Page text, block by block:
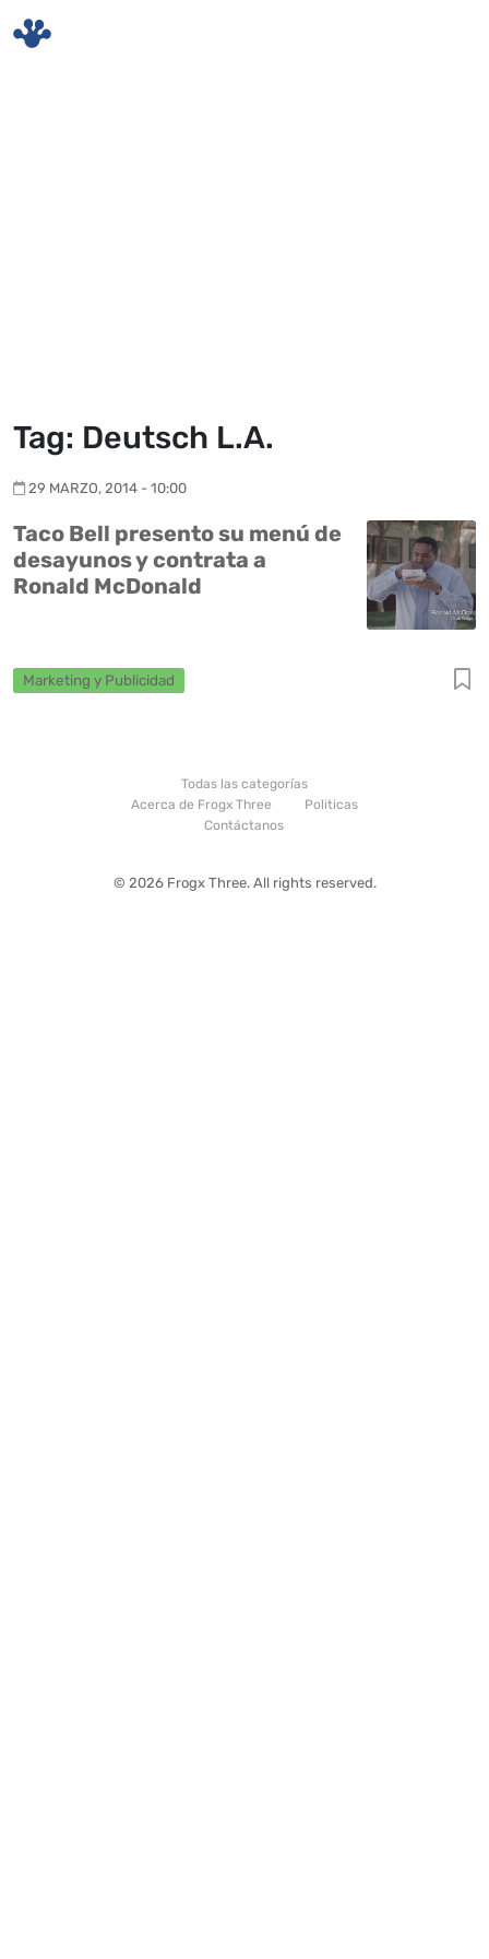
Tag: Deutsch L.A.
29 MARZO, 2014 - 10:00
Taco Bell presento su menú de
desayunos y contrata a
Ronald McDonald
Marketing y Publicidad
Todas las categorías
Acerca de Frogx Three
Politicas
Contáctanos
© 2026 Frogx Three. All rights reserved.